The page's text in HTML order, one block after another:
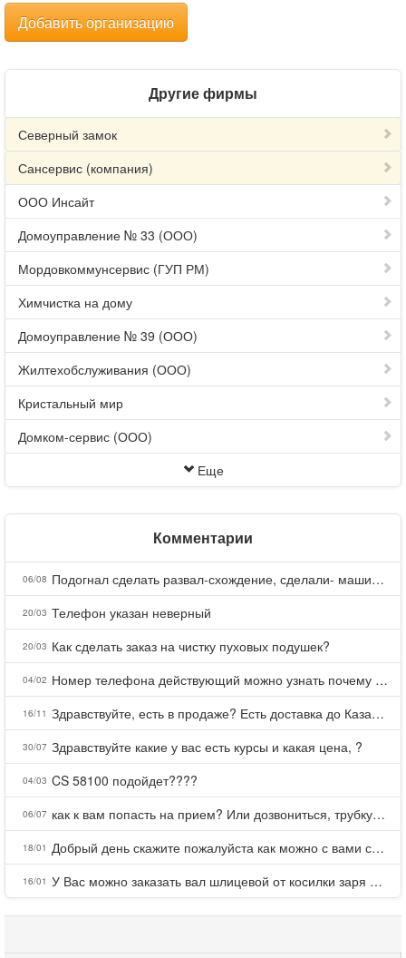
Добавить организацию
Другие фирмы
Северный замок
Сансервис (компания)
ООО Инсайт
Домоуправление № 33 (ООО)
Мордовкоммунсервис (ГУП РМ)
Химчистка на дому
Домоуправление № 39 (ООО)
Жилтехобслуживания (ООО)
Кристальный мир
Домком-сервис (ООО)
Еще
Комментарии
06/08 Подогнал сделать развал-схождение, сделали- машина уходит на право и колеса проверил все хорошо с атмосферами ужас как можно делать авто, не ужели не берегут свою репутацию, не советую.
20/03 Телефон указан неверный
20/03 Как сделать заказ на чистку пуховых подушек?
04/02 Номер телефона действующий можно узнать почему номер неправельный
16/11 Здравствуйте, есть в продаже? Есть доставка до Казани?
30/07 Здравствуйте какие у вас есть курсы и какая цена, ?
04/03 CS 58100 подойдет????
06/07 как к вам попасть на прием? Или дозвониться, трубку не берете.
18/01 Добрый день скажите пожалуйста как можно с вами связаться . Телефон не отвечает .Заказала кухню в тц Хороший есть претензии а менеджер контактов не дает .Что делать?
16/01 У Вас можно заказать вал шлицевой от косилки заря для мтз, который соединяет мотоблок с косилкой.?